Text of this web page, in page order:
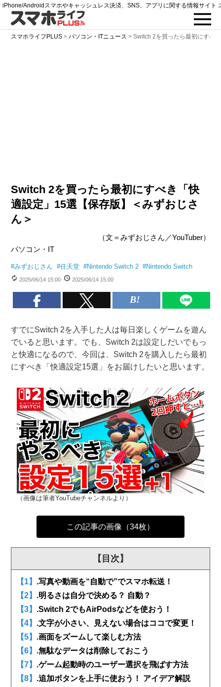
iPhone/Androidスマホやキャッシュレス決済、SNS、アプリに関する情報サイト
スマホライフPLUS >パソコン・ITニュース >Switch 2を買ったら最初にすべ
Switch 2を買ったら最初にすべき「快
適設定」15選【保存版】＜みずおじさ
ん＞
（文＝みずおじさん／YouTuber）
パソコン・IT
#みずおじさん #任天堂 #Nintendo Switch 2 #Nintendo Switch
2025/06/14 15:00 2025/06/14 15:00
すでにSwitch 2を入手した人は毎日楽しくゲームを遊ん
でいると思います。でも、Switch 2は設定しだいでもっ
と快適になるので、今回は、Switch 2を購入したら最初
にすべき「快適設定15選」をお届けしたいと思います。
（画像は筆者YouTubeチャンネルより）
この記事の画像（34枚）
【目次】
【1】 .写真や動画を“自動で”でスマホ転送！
【2】 .明るさは自分で決める？ 自動？
【3】 .Switch 2でもAirPodsなどを使おう！
【4】 .文字が小さい、見えない場合はココで変更！
【5】 .画面をズームして楽しむ方法
【6】 .無駄なデータは削除しておこう
【7】 .ゲーム起動時のユーザー選択を飛ばす方法
【8】 .追加ボタンを上手に使おう！ アイデア解説